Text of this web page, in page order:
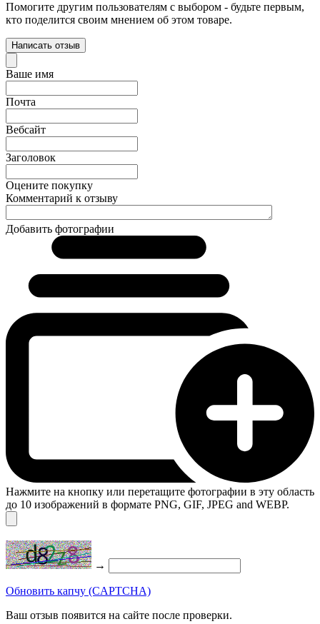
Помогите другим пользователям с выбором - будьте первым,
кто поделится своим мнением об этом товаре.
Написать отзыв
Ваше имя
Почта
Вебсайт
Заголовок
Оцените покупку
Комментарий к отзыву
Добавить фотографии
Нажмите на кнопку или перетащите фотографии в эту область
до 10 изображений в формате PNG, GIF, JPEG and WEBP.
→
Обновить капчу (CAPTCHA)
Ваш отзыв появится на сайте после проверки.